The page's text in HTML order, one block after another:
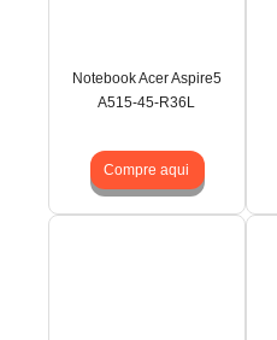
Notebook Acer Aspire5
A515-45-R36L
Compre aqui